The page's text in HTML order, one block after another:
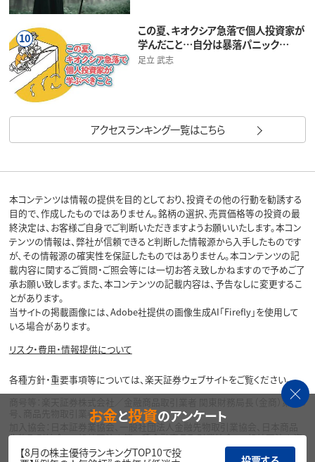
10
この夏、キオクシア急落で個人投資家が
学んだこと…自分は暴落パニック…
足立 武志
アクセスランキング一覧はこちら
本コンテンツは情報の提供を目的としており、投資その他の行動を勧誘する
目的で、作成したものではありません。銘柄の選択、売買価格等の投資の最
終決定は、お客様ご自身でご判断いただきますようお願いいたします。本コン
テンツの情報は、弊社が信頼できると判断した情報源から入手したものです
が、その情報源の確実性を保証したものではありません。本コンテンツの記
載内容に関するご質問・ご照会等には一切お答え致しかねますので予めご了
承お願い致します。また、本コンテンツの記載内容は、予告なしに変更するこ
とがあります。
当サイトの掲載画像には、Adobe社提供の画像生成AI「Firefly」を使用して
いる場合があります。
リスク・費用・情報提供について
各種方針・重要事項等については、楽天証券ウェブサイトをご覧ください。
商号等：楽天証券株式会社／金融商品取引業者 関東財務局長（金商）第195
号、商品先物取引業者
加入協会：日本証券業協会、一般社団法人金融先物取引業協会、日本商品
先物取引協会、一般社団法人第二種金融商品取引業協会、一般社団法人資
産運用業協会
お金と投資のアンケート
【8月の株主優待ランキングTOP10で投